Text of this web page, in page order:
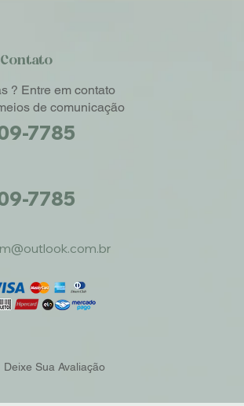
? Entre em contato
de comunicação
7785
7785
Deixe Sua Avaliação